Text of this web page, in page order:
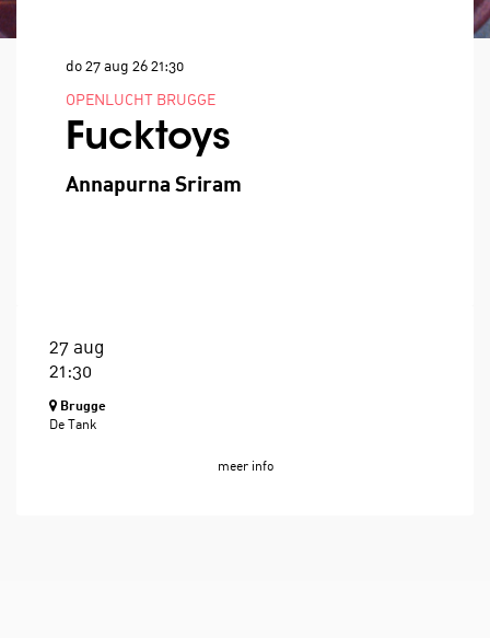
Fucktoys
Annapurna Sriram
OPENLUCHT BRUGGE
do 27 aug 26 21:30
27 aug
21:30
Brugge
De Tank
meer info